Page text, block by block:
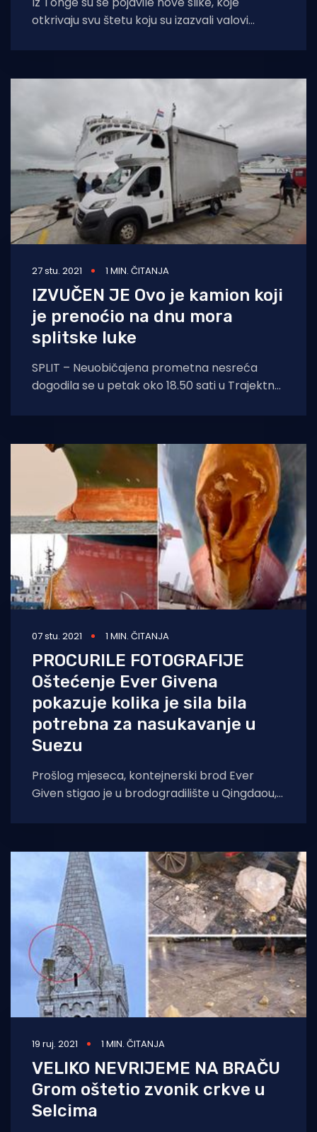
otkrivaju svu štetu koju su izazvali valovi
vulkana.
27 stu. 2021 1 MIN. ČITANJA
IZVUČEN JE Ovo je kamion koji
je prenoćio na dnu mora
splitske luke
SPLIT – Neuobičajena prometna nesreća
dogodila se u petak oko 18.50 sati u Trajektnoj
07 stu. 2021 1 MIN. ČITANJA
PROCURILE FOTOGRAFIJE
Oštećenje Ever Givena
pokazuje kolika je sila bila
potrebna za nasukavanje u
Suezu
Prošlog mjeseca, kontejnerski brod Ever
Given stigao je u brodogradilište u Qingdaou,
19 ruj. 2021 1 MIN. ČITANJA
VELIKO NEVRIJEME NA BRAČU
Grom oštetio zvonik crkve u
Selcima